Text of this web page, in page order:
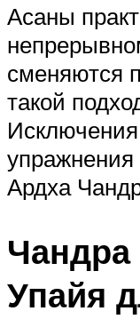
Асаны
сменяются
такой
Ардха
Упайя